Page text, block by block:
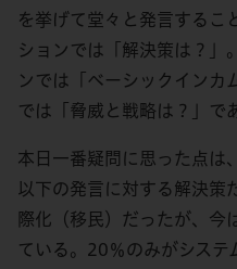
を挙げて堂々と発言するこ
ションでは「解決策は？」
ンでは「ベーシックインカ
では「脅威と戦略は？」で
本日一番疑問に思った点は
以下の発言に対する解決策
際化（移民）だったが、今
ている。20％のみがシステ